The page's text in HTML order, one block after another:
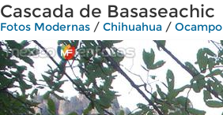
Cascada de Basaseachic
Fotos Modernas / Chihuahua / Ocampo